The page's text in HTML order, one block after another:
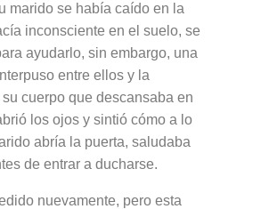
marido se había caído en la
inconsciente en el suelo, se
ayudarlo, sin embargo, una
entre ellos y la
cuerpo que descansaba en
los ojos y sintió cómo a lo
abría la puerta, saludaba
de entrar a ducharse.
nuevamente, pero esta